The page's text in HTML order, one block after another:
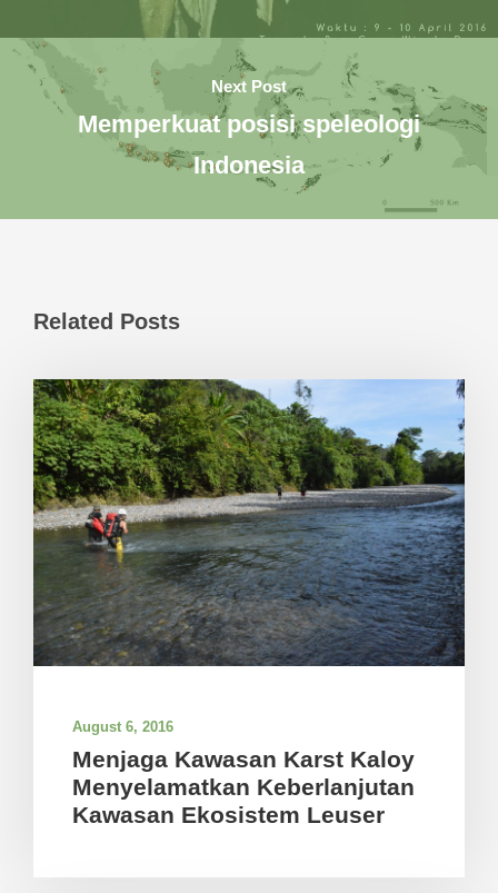
Next Post
Memperkuat posisi speleologi
Indonesia
Related Posts
August 6, 2016
Menjaga Kawasan Karst Kaloy
Menyelamatkan Keberlanjutan
Kawasan Ekosistem Leuser